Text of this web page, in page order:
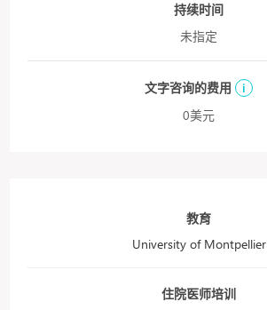
持续时间
未指定
文字咨询的费用
i
0美元
教育
University of Montpellier
住院医师培训